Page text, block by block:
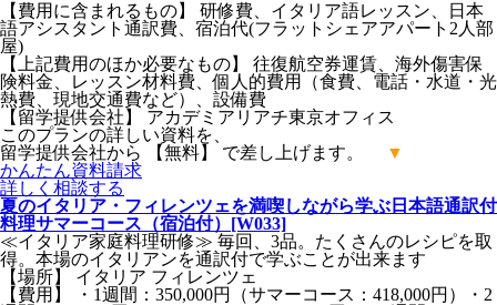
【費用に含まれるもの】 研修費、イタリア語レッスン、日本
語アシスタント通訳費、宿泊代(フラットシェアアパート2人部
屋)
【上記費用のほか必要なもの】 往復航空券運賃、海外傷害保
険料金、レッスン材料費、個人的費用（食費、電話・水道・光
熱費、現地交通費など）、設備費
【留学提供会社】 アカデミアリアチ東京オフィス
このプランの詳しい資料を、
留学提供会社から 【無料】 で差し上げます。
▼
かんたん資料請求
詳しく 相談する
夏のイタリア・フィレンツェを満喫しながら学ぶ日本語通訳付
料理サマーコース（宿泊付）[W033]
≪イタリア家庭料理研修≫ 毎回、3品。たくさんのレシピを取
得。本場のイタリアンを通訳付で学ぶことが出来ます
【場所】 イタリア フィレンツェ
【費用】 ・1週間：350,000円（サマーコース：418,000円）・2